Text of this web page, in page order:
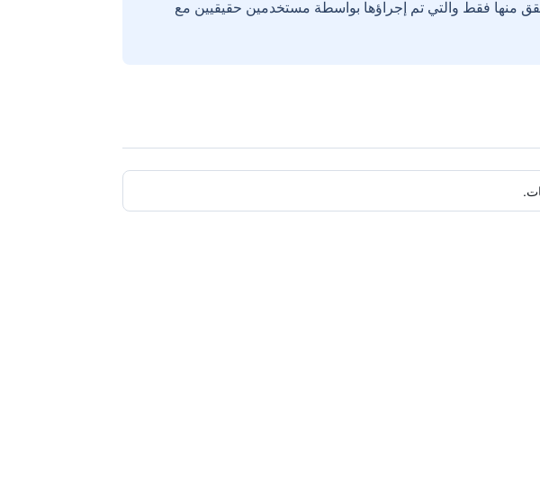
منها فقط والتي تم إجراؤها بواسطة مستخدمين حقيقيين مع